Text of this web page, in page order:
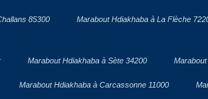
85300 Marabout Hdiakhaba à La Flèche
Marabout Hdiakhaba à Sète 34200
Marabout Hdiakhaba à Carcassonne 11000